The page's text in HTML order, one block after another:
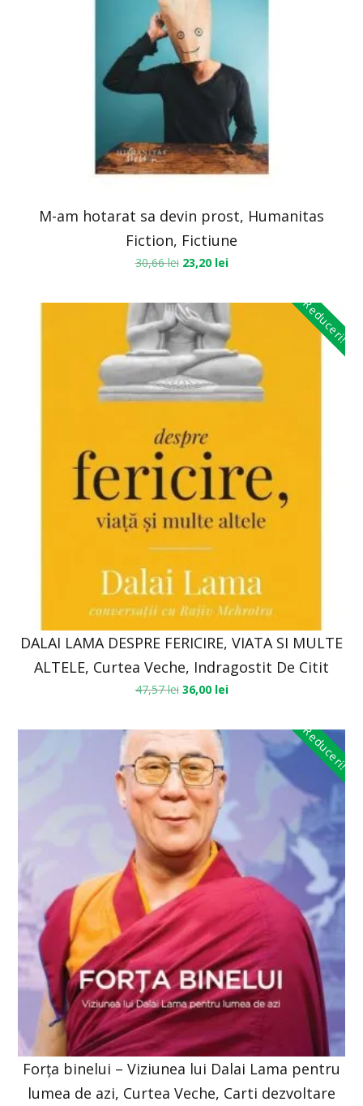
M-am hotarat sa devin prost, Humanitas
Fiction, Fictiune
30,66lei 23,20 lei
Reduceri!
DALAI LAMA DESPRE FERICIRE, VIATA SI MULTE
ALTELE, Curtea Veche, Indragostit De Citit
47,57lei 36,00 lei
Reduceri!
Forța binelui – Viziunea lui Dalai Lama pentru
lumea de azi, Curtea Veche, Carti dezvoltare